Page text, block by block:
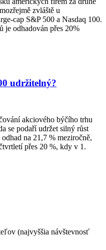
zvláště u
cap S&P 500 a Nasdaq 100.
je odhadován přes 20%
udržitelný?
akciového býčího trhu
se podaří udržet silný růst
na 21,7 % meziročně,
přes 20 %, kdy v 1.
(najvyššia návštevnosť